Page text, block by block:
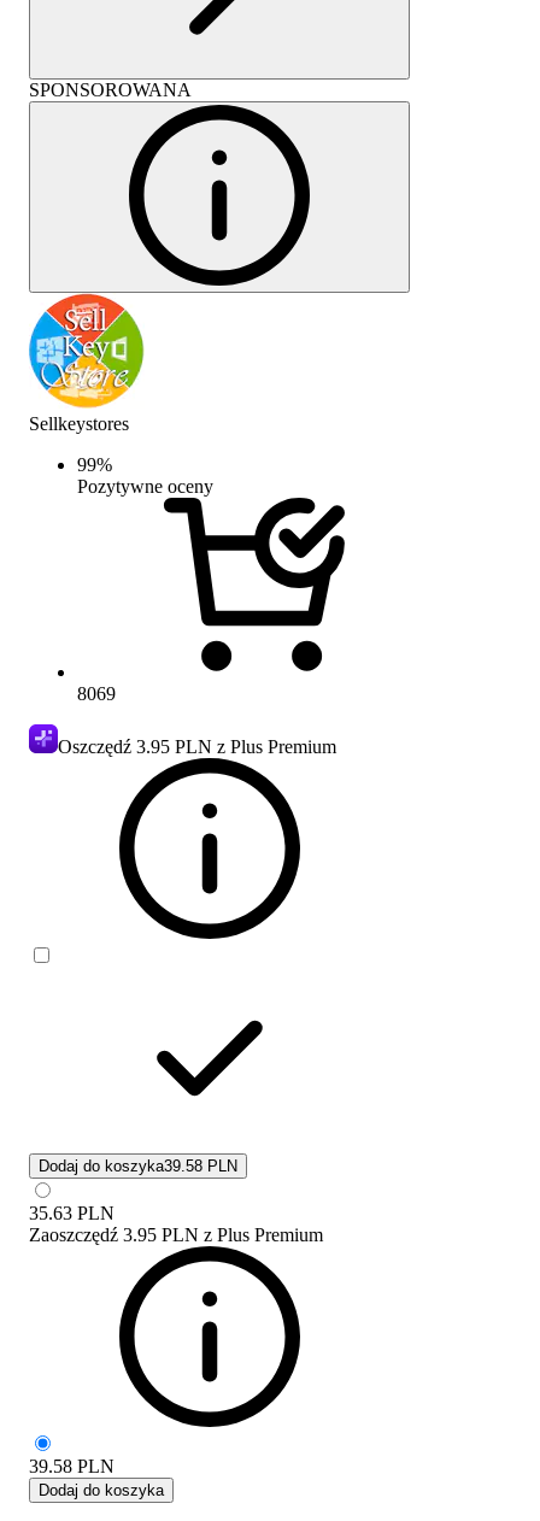
SPONSOROWANA
Sellkeystores
99%
Pozytywne oceny
8069
Oszczędź 3.95 PLN z Plus Premium
Dodaj do koszyka39.58 PLN
35.63 PLN
Zaoszczędź 3.95 PLN z Plus Premium
39.58 PLN
Dodaj do koszyka